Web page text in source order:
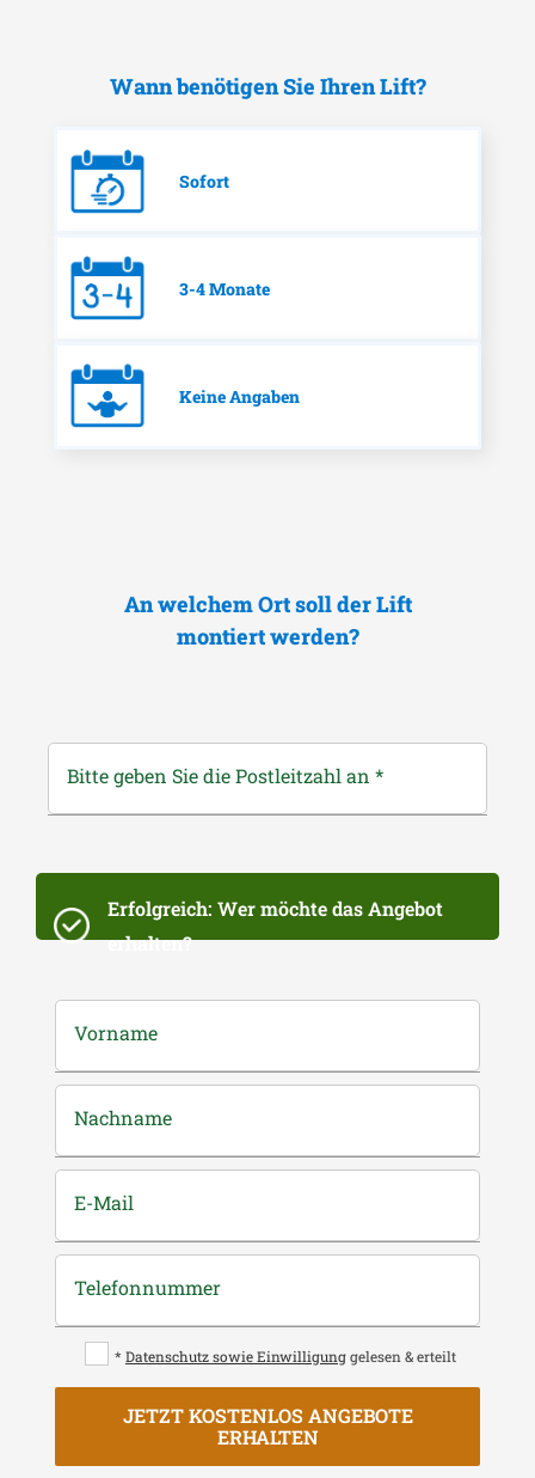
Wann benötigen Sie Ihren Lift?
Sofort
3-4 Monate
Keine Angaben
An welchem Ort soll der Lift
montiert werden?
Bitte geben Sie die Postleitzahl an *
Erfolgreich: Wer möchte das Angebot
erhalten?
Vorname
Nachname
E-Mail
Telefonnummer
* Datenschutz sowie Einwilligung gelesen & erteilt
JETZT KOSTENLOS ANGEBOTE
ERHALTEN